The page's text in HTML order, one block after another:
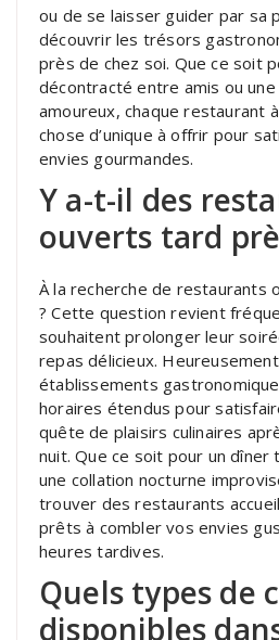
ou de se laisser guider par sa
découvrir les trésors
près de chez soi. Que ce soit
décontracté entre amis ou
amoureux, chaque restaurant
chose d’unique à offrir pour
envies gourmandes.
Y a-t-il des
ouverts tard
À la recherche de restaurants
? Cette question revient
souhaitent prolonger leur
repas délicieux.
établissements
horaires étendus pour
quête de plaisirs culinaires
nuit. Que ce soit pour un dîner
une collation nocturne
trouver des restaurants
prêts à combler vos envies
heures tardives.
Quels types de
disponibles